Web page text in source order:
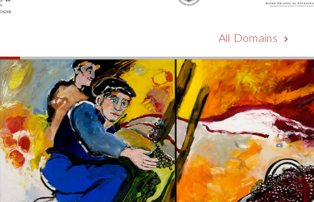
All Domains chevron_right